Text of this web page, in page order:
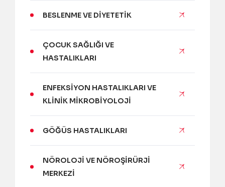
BESLENME VE DIYETETIK
ÇOCUK SAĞLIĞI VE
HASTALIKLARI
ENFEKSIYON HASTALIKLARI VE
KLINIK MIKROBIYOLOJI
GÖĞÜS HASTALIKLARI
NÖROLOJI VE NÖROŞIRÜRJI
MERKEZI